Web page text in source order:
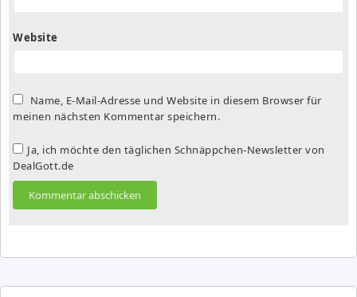
Website
Name, E-Mail-Adresse und Website in diesem Browser für
meinen nächsten Kommentar speichern.
Ja, ich möchte den täglichen Schnäppchen-Newsletter von
DealGott.de